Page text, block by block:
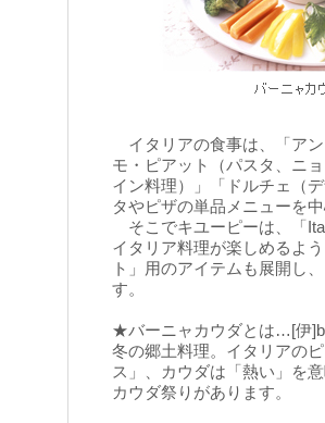
イタリアの食事は、「ア
モ・ピアット（パスタ、ニ
イン料理）」「ドルチェ（
タやピザの単品メニューを
そこでキユーピーは、「
イタリア料理が楽しめるよ
ト」用のアイテムも展開し
す。
★バーニャカウダとは…[伊
冬の郷土料理。イタリアの
ス」、カウダは「熱い」を
カウダ祭りがあります。